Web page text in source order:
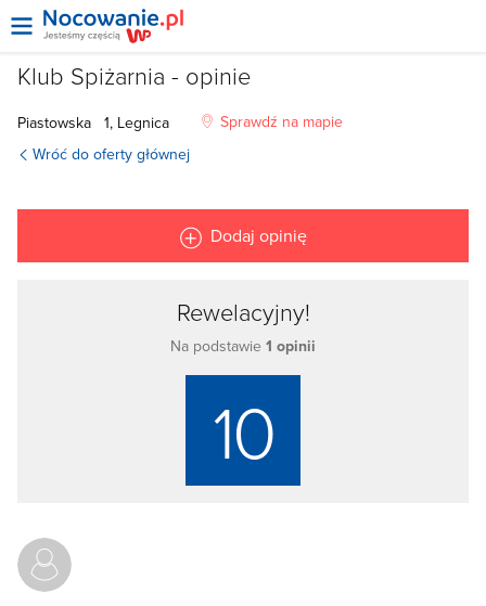
Klub Spiżarnia - opinie
Piastowska 1, Legnica
Sprawdź na mapie
Wróć do oferty głównej
Dodaj opinię
Rewelacyjny!
Na podstawie 1 opinii
10